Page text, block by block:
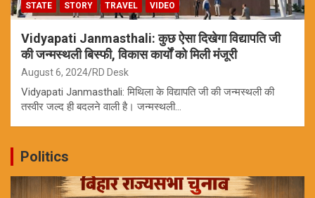
STATE STORY TRAVEL VIDEO
Vidyapati Janmasthali: कुछ ऐसा दिखेगा विद्यापति जी
की जन्मस्थली बिस्फी, विकास कार्यों को मिली मंजूरी
August 6, 2024 RD Desk
Vidyapati Janmasthali: मिथिला के विद्यापति जी की जन्मस्थली की
तस्वीर जल्द ही बदलने वाली है। जन्मस्थली…
Politics